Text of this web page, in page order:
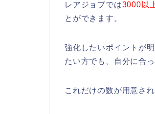
レアジョブでは3000以
とができます。
強化したいポイントが
たい方でも、自分に合
これだけの数が用意さ